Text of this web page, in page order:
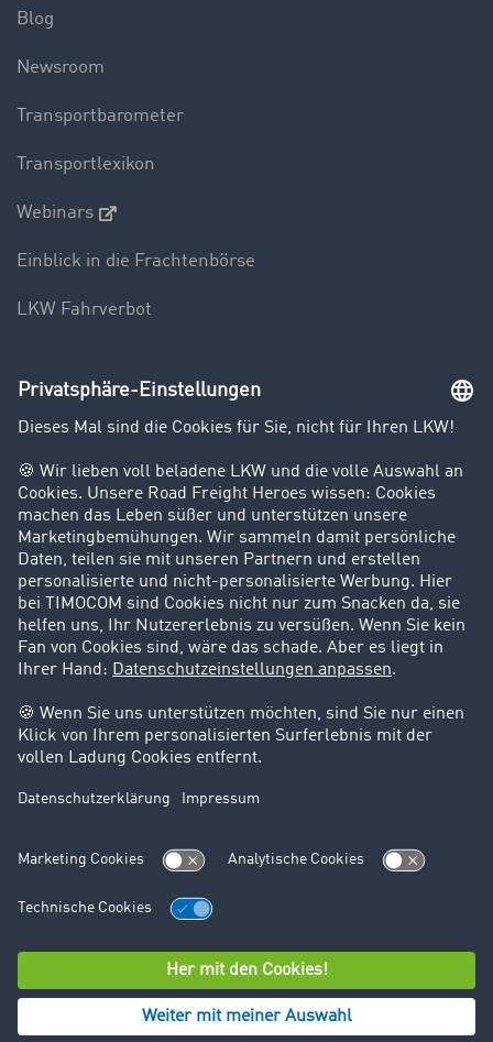
Blog
Newsroom
Transportbarometer
Transportlexikon
Webinars
Einblick in die Frachtenbörse
LKW Fahrverbot
Unternehmen
Kunden werben Kunden
Success Stories
Karriere
Support
Kontakt
Rechtliches
Impressum
AGB
© TIMOCOM GmbH 2026. Alle Rechte vorbehalten